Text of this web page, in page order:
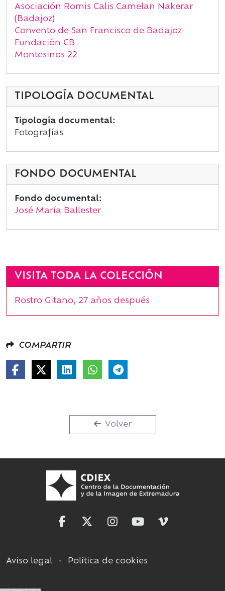
Asociación Romis Calis Camelan Nakerar
(Badajoz)
Convento de San Francisco de Badajoz
Fundación CB
Montesinos 22
TIPOLOGÍA DOCUMENTAL
Tipología documental:
Fotografías
FONDO DOCUMENTAL
Fondo documental:
José María Ballester
VISITA TODA LA COLECCIÓN
Rostro Gitano, 27 años después
COMPARTIR
Volver
Aviso legal • Política de cookies